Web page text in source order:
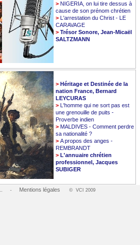
> NIGERIA, on lui tire dessus à
cause de son prénom chrétien
> L'arrestation du Christ - LE
CARAVAGE
> Trésor Sonore, Jean-Micaël
SALTZMANN
> Héritage et Destinée de la
nation France, Bernard
LEYCURAS
> L'homme qui ne sort pas est
une grenouille de puits -
Proverbe indien
> MALDIVES - Comment perdre
sa nationalité ?
> A propos des anges -
REMBRANDT
> L'annuaire chrétien
professionnel, Jacques
SUBIGER
- Mentions légales © VCI 2009